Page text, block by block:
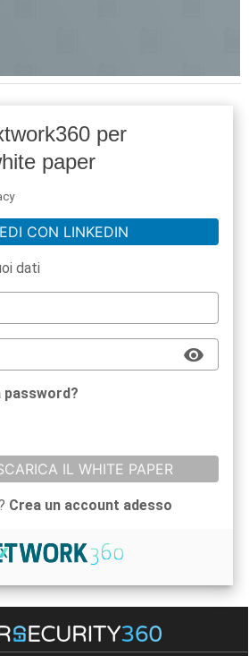
per
paper
CON LINKEDIN
dati
password?
IL WHITE PAPER
Crea un account adesso